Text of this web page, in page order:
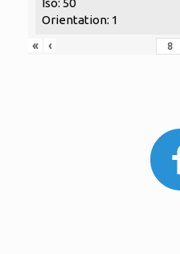
Iso: 50
Orientation: 1
«
‹